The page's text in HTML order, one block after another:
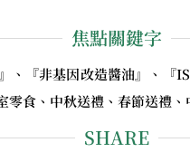
焦點關鍵字
、『非基因改造醬油』、
零食、中秋送禮、春節送禮
SHARE